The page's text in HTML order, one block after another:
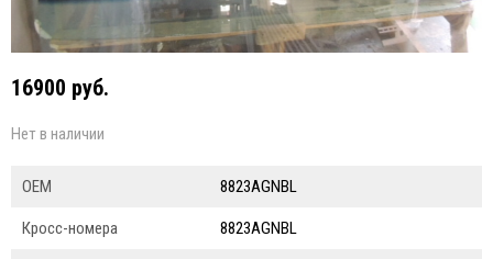
16900 руб.
Нет в наличии
ОЕМ 8823AGNBL
Кросс-номера 8823AGNBL